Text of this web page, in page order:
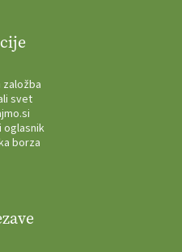
založba
svet
oglasnik
borza